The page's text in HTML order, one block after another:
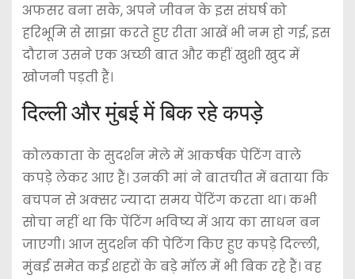
अफसर बना सके, अपने जीवन के इस संघर्ष को
हरिभूमि से साझा करते हुए रीता आखें भी नम हो गई, इस
दौरान उसने एक अच्छी बात और कहीं खुशी खुद में
खोजनी पड़ती हैं।
दिल्ली और मुंबई में बिक रहे कपड़े
कोलकाता के सुदर्शन मेले में आकर्षक पेटिंग वाले
कपड़े लेकर आए हैं। उनकी मां ने बातचीत में बताया कि
बचपन से अक्सर ज्यादा समय पेंटिंग करता था। कभी
सोचा नहीं था कि पेंटिंग भविष्य में आय का साधन बन
जाएगी। आज सुदर्शन की पेटिंग किए हुए कपड़े दिल्ली,
मुंबई समेत कई शहरों के बड़े मॉल में भी बिक रहे हैं। वह